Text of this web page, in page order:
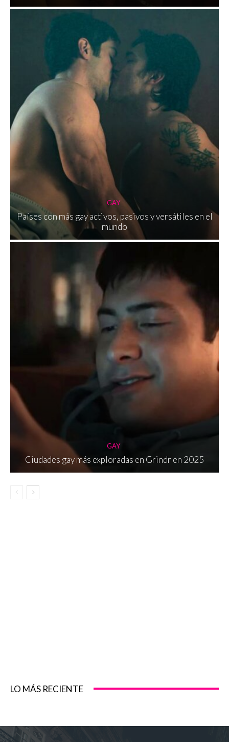
GAY
Países con más gay activos, pasivos y versátiles en el
mundo
GAY
Ciudades gay más exploradas en Grindr en 2025
LO MÁS RECIENTE